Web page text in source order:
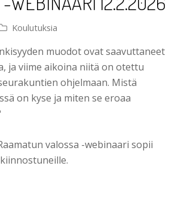
Koulutuksia
muodot ovat saavuttaneet
ja viime aikoina niitä on otettu
ohjelmaan. Mistä
on kyse ja miten se eroaa
valossa -webinaari sopii